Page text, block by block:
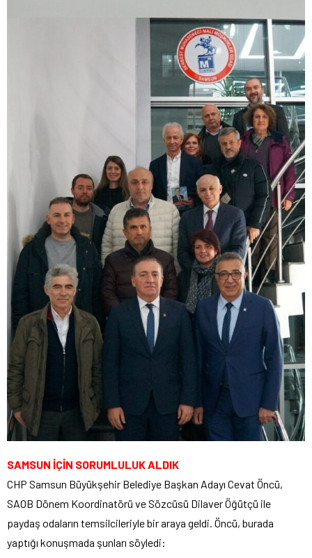
SAMSUN İÇİN SORUMLULUK ALDIK
CHP Samsun Büyükşehir Belediye Başkan Adayı Cevat Öncü,
SAOB Dönem Koordinatörü ve Sözcüsü Dilaver Öğütçü ile
paydaş odaların temsilcileriyle bir araya geldi. Öncü, burada
yaptığı konuşmada şunları söyledi: